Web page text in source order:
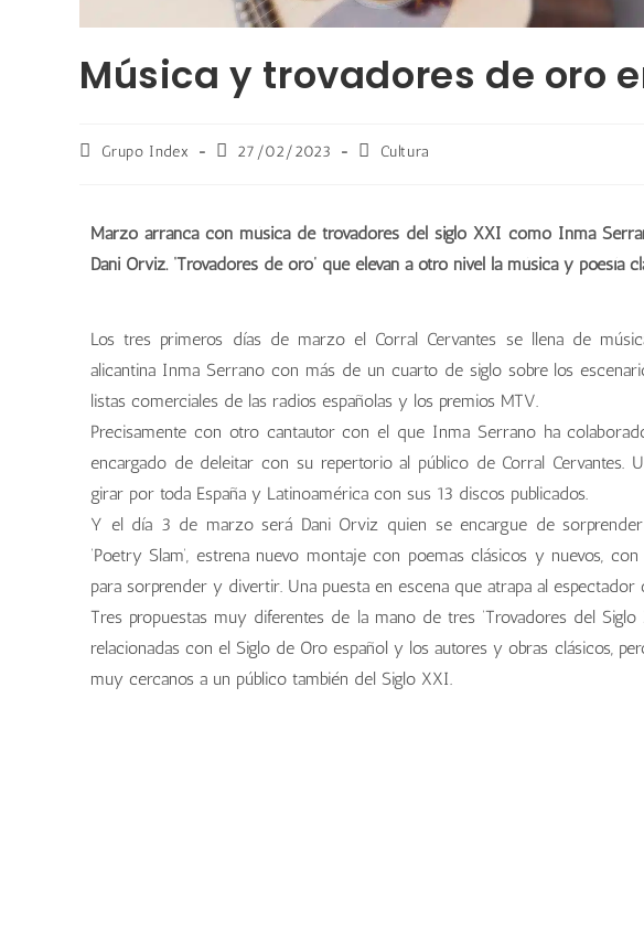
Música y trovadores de oro
Grupo Index 27/02/2023 Cultura
Marzo arranca con música de trovadores del siglo XXI como Inma
Dani Orviz. ‘Trovadores de oro’ que elevan a otro nivel la música y poesía
Los tres primeros días de marzo el Corral Cervantes se llena de
alicantina Inma Serrano con más de un cuarto de siglo sobre los
listas comerciales de las radios españolas y los premios MTV.
Precisamente con otro cantautor con el que Inma Serrano ha
encargado de deleitar con su repertorio al público de Corral Cervantes.
girar por toda España y Latinoamérica con sus 13 discos publicados.
Y el día 3 de marzo será Dani Orviz quien se encargue de
‘Poetry Slam’, estrena nuevo montaje con poemas clásicos y nuevos,
para sorprender y divertir. Una puesta en escena que atrapa al
Tres propuestas muy diferentes de la mano de tres ‘Trovadores del
relacionadas con el Siglo de Oro español y los autores y obras clásicos,
muy cercanos a un público también del Siglo XXI.